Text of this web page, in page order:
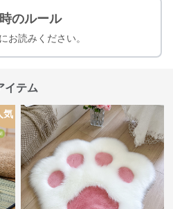
のルール
お読みください。
イテム
気